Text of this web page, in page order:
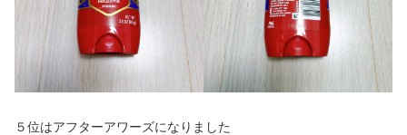
５位はアフターアワーズになりました